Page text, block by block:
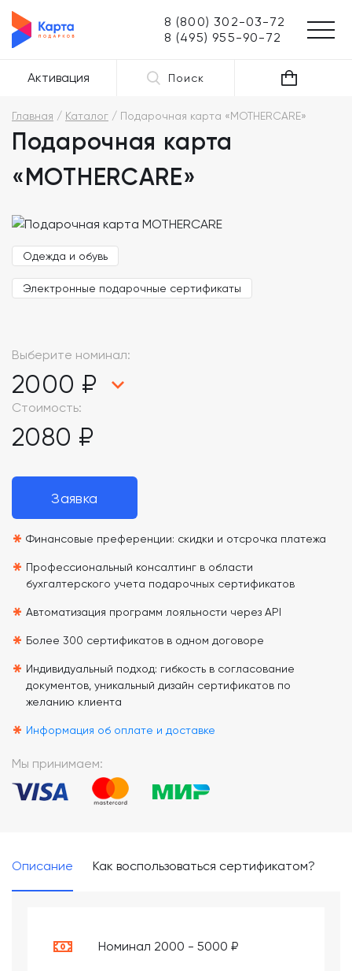
8 (800) 302-03-72
8 (495) 955-90-72
Активация Поиск
Главная Каталог Подарочная карта «MOTHERCARE»
Подарочная карта
«MOTHERCARE»
Одежда и обувь
Электронные подарочные сертификаты
Выберите номинал:
2000 ₽
Стоимость:
2080 ₽
Заявка
* Финансовые преференции: скидки и отсрочка платежа
* Профессиональный консалтинг в области
бухгалтерского учета подарочных сертификатов
* Автоматизация программ лояльности через API
* Более 300 сертификатов в одном договоре
* Индивидуальный подход: гибкость в согласование
документов, уникальный дизайн сертификатов по
желанию клиента
* Информация об оплате и доставке
Мы принимаем:
Описание Как воспользоваться сертификатом?
Номинал 2000 - 5000 ₽